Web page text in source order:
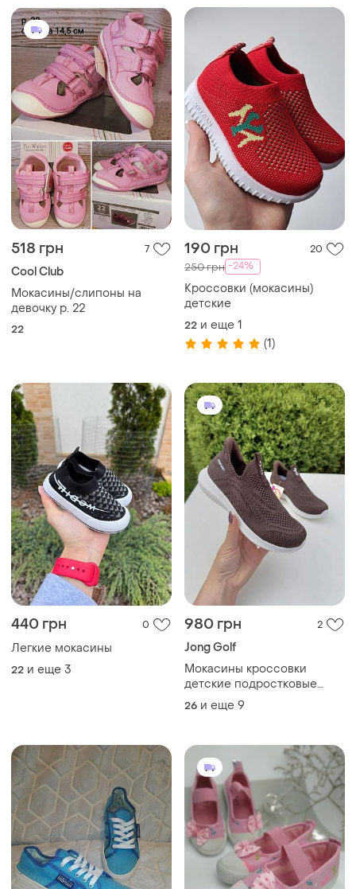
очень легкие, блестящие и
мягкие
518 грн 7
Cool Club
Мокасины/слипоны на
девочку р. 22
22
190 грн 20
250 грн -24%
Кроссовки (мокасины)
детские
22 и еще 1
(1)
440 грн 0
Легкие мокасины
22 и еще 3
980 грн 2
Jong Golf
Мокасины кроссовки
детские подростковые
женские коричневые
шоколадные текстильные
очень легкие, гибкие и
мягкие
26 и еще 9